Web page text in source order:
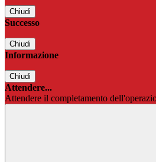
Chiudi
Successo
Chiudi
Informazione
Chiudi
Attendere...
Attendere il completamento